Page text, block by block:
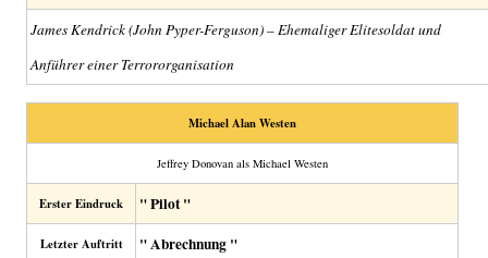
James Kendrick (John Pyper-Ferguson) – Ehemaliger Elitesoldat und
Anführer einer Terrororganisation
Michael Alan Westen
Jeffrey Donovan als Michael Westen
Erster Eindruck " Pilot "
Letzter Auftritt " Abrechnung "